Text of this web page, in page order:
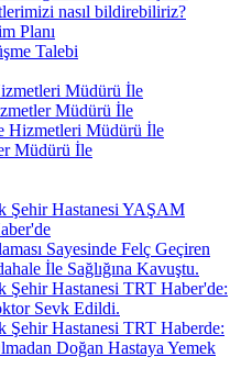
nasıl bildirebiliriz?
Planı
Talebi
Müdürü İle
Müdürü İle
Hizmetleri Müdürü İle
Müdürü İle
Şehir Hastanesi YAŞAM
Sayesinde Felç Geçiren
İle Sağlığına Kavuştu.
Şehir Hastanesi TRT Haber'de:
Sevk Edildi.
Şehir Hastanesi TRT Haberde:
Doğan Hastaya Yemek